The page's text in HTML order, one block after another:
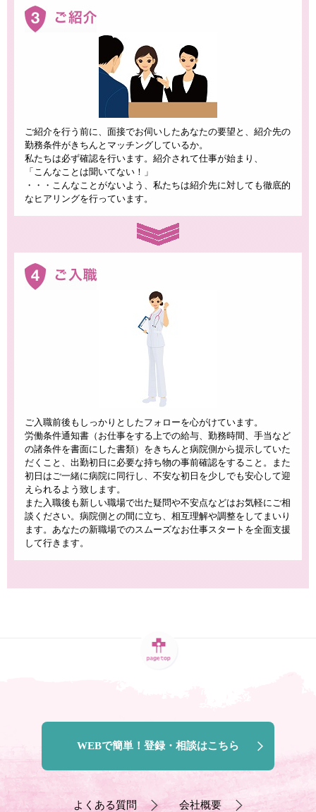
ご紹介を行う前に、面接でお伺いしたあなたの要望と、紹介先の
勤務条件がきちんとマッチングしているか。
私たちは必ず確認を行います。紹介されて仕事が始まり、
「こんなことは聞いてない！」
・・・こんなことがないよう、私たちは紹介先に対しても徹底的
なヒアリングを行っています。
ご入職前後もしっかりとしたフォローを心がけています。
労働条件通知書（お仕事をする上での給与、勤務時間、手当など
の諸条件を書面にした書類）をきちんと病院側から提示していた
だくこと、出勤初日に必要な持ち物の事前確認をすること。また
初日はご一緒に病院に同行し、不安な初日を少しでも安心して迎
えられるよう致します。
また入職後も新しい職場で出た疑問や不安点などはお気軽にご相
談ください。病院側との間に立ち、相互理解や調整をしてまいり
ます。あなたの新職場でのスムーズなお仕事スタートを全面支援
して行きます。
WEBで簡単！登録・相談はこちら
よくある質問 会社概要